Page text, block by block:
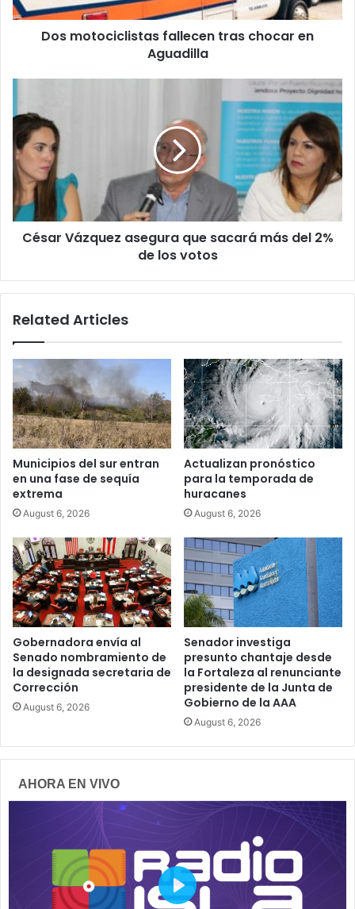
Dos motociclistas fallecen tras chocar en
Aguadilla
asegura
que
sacará
más
del
2%
de
losCésar Vázquez asegura que sacará más del 2%
de los votos
Related Articles
Municipios del sur entran
en una fase de sequía
extrema
August 6, 2026
Actualizan pronóstico
para la temporada de
huracanes
August 6, 2026
Gobernadora envía al
Senado nombramiento de
la designada secretaria de
Corrección
August 6, 2026
Senador investiga
presunto chantaje desde
la Fortaleza al renunciante
presidente de la Junta de
Gobierno de la AAA
August 6, 2026
AHORA EN VIVO
P